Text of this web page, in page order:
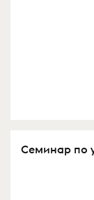
Семинар по